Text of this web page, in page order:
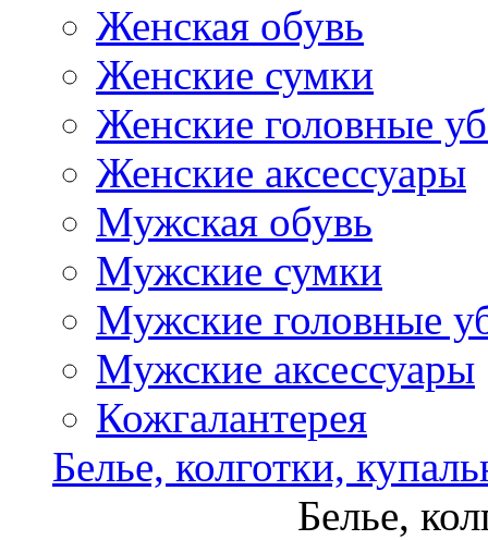
Женская обувь
Женские сумки
Женские головные
Женские аксессуары
Мужская обувь
Мужские сумки
Мужские головные
Мужские аксессуары
Кожгалантерея
Белье, колготки,
Белье,